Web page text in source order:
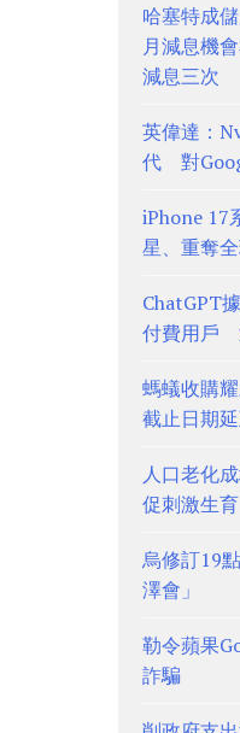
哈塞特成
月減息機
減息三次
英偉達：
代 對
iPhone 17
星、重奪
ChatGPT
付費用戶
螞蟻收購
截止日期
人口老化
促刺激生育
烏修訂19
澤會」
勒令蘋果
詐騙